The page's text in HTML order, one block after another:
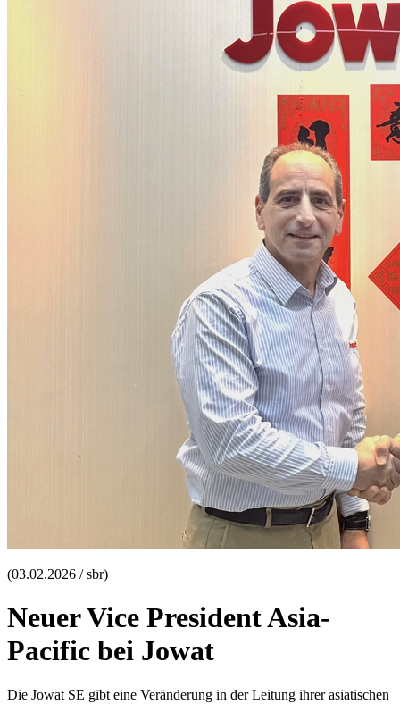
(03.02.2026 / sbr)
Neuer Vice President Asia-
Pacific bei Jowat
Die Jowat SE gibt eine Veränderung in der Leitung ihrer asiatischen